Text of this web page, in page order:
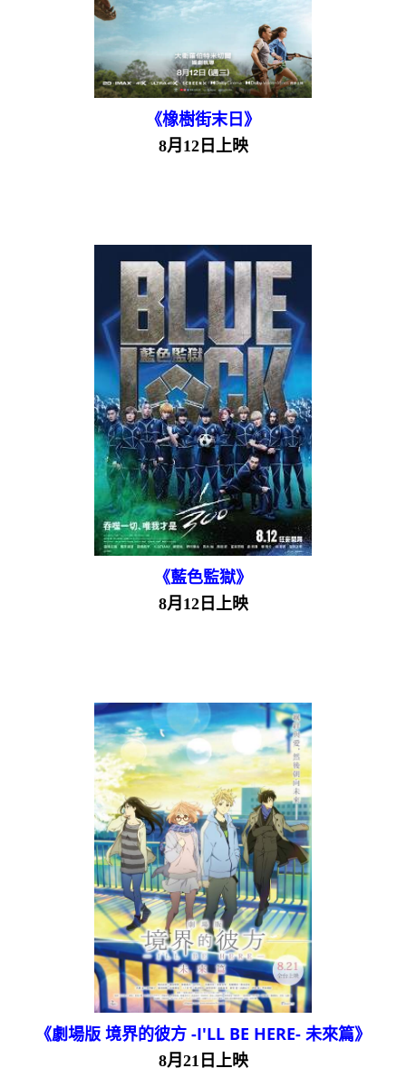
《橡樹街末日》
8月12日上映
《藍色監獄》
8月12日上映
《劇場版 境界的彼方 -I'LL BE HERE- 未來篇》
8月21日上映